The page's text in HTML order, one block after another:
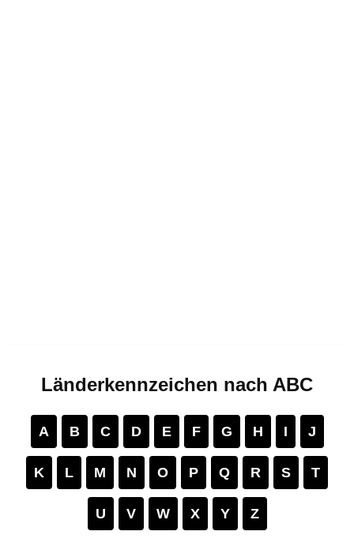
Länderkennzeichen nach ABC
A B C D E F G H I J
K L M N O P Q R S T
U V W X Y Z